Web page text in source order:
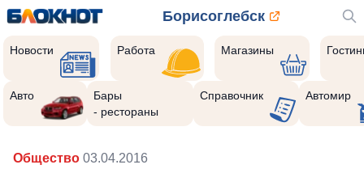
Борисоглебск
Новости Работа Магазины
Авто
Бары
- рестораны
Справочник Автомир
Общество 03.04.2016